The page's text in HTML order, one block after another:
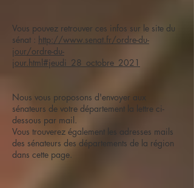
Vous pouvez retrouver ces infos sur le site du
sénat : http://www.senat.fr/ordre-du-
jour/ordre-du-
jour.html#jeudi_28_octobre_2021
Nous vous proposons d'envoyer aux
sénateurs de votre département la lettre ci-
dessous par mail.
Vous trouverez également les adresses mails
des sénateurs des départements de la région
dans cette page.